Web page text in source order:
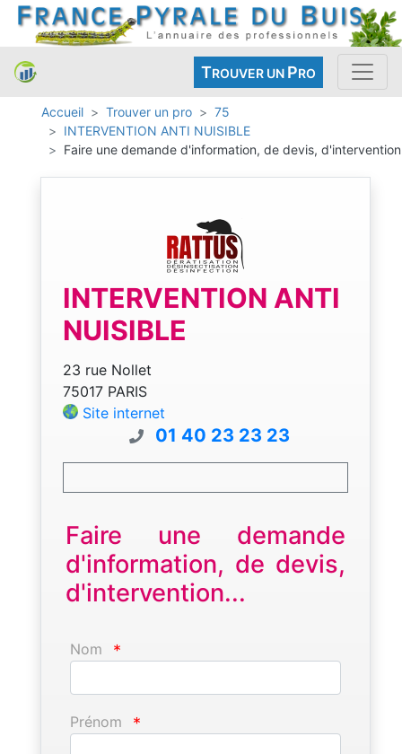
TROUVER UN PRO
Accueil Trouver un pro
75
INTERVENTION ANTI NUISIBLE
Faire une demande d'information, de devis, d'intervention
INTERVENTION ANTI
NUISIBLE
23 rue Nollet
75017 PARIS
Site internet
01 40 23 23 23
Faire une demande
d'information, de devis,
d'intervention...
Nom *
Prénom *